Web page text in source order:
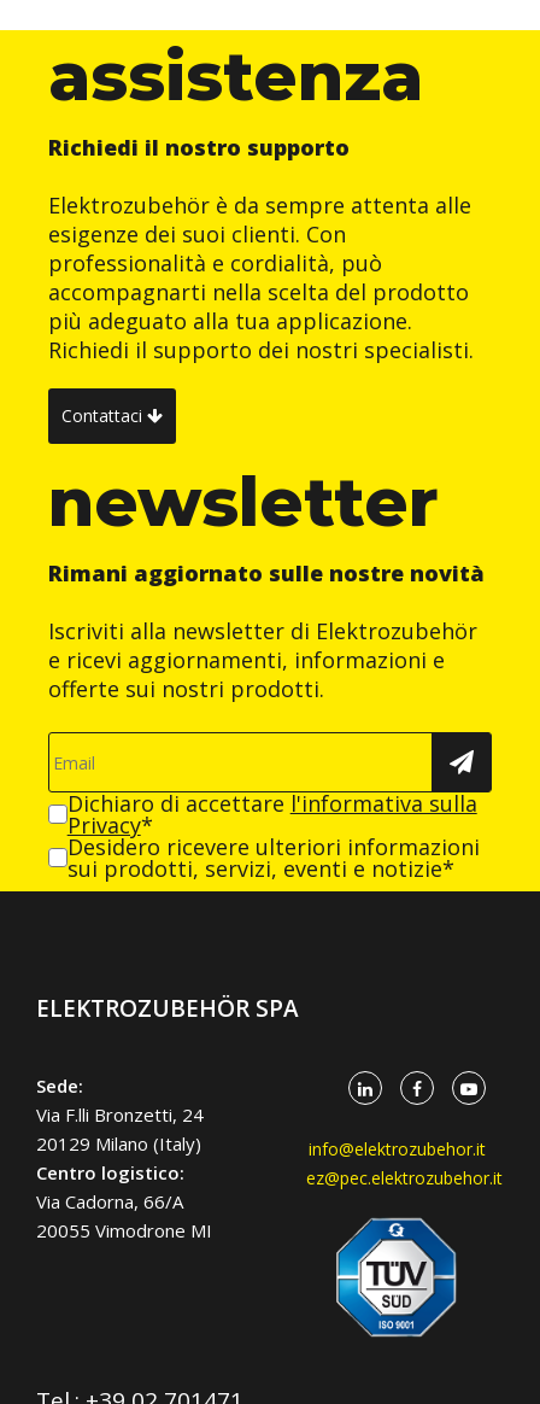
assistenza
Richiedi il nostro supporto
Elektrozubehör è da sempre attenta alle
esigenze dei suoi clienti. Con
professionalità e cordialità, può
accompagnarti nella scelta del prodotto
più adeguato alla tua applicazione.
Richiedi il supporto dei nostri specialisti.
Contattaci
newsletter
Rimani aggiornato sulle nostre novità
Iscriviti alla newsletter di Elektrozubehör
e ricevi aggiornamenti, informazioni e
offerte sui nostri prodotti.
Dichiaro di accettare l'informativa sulla
Privacy*
Desidero ricevere ulteriori informazioni
sui prodotti, servizi, eventi e notizie*
ELEKTROZUBEHÖR SPA
Sede:
Via F.lli Bronzetti, 24
20129 Milano (Italy)
Centro logistico:
Via Cadorna, 66/A
20055 Vimodrone MI
info@elektrozubehor.it
ez@pec.elektrozubehor.it